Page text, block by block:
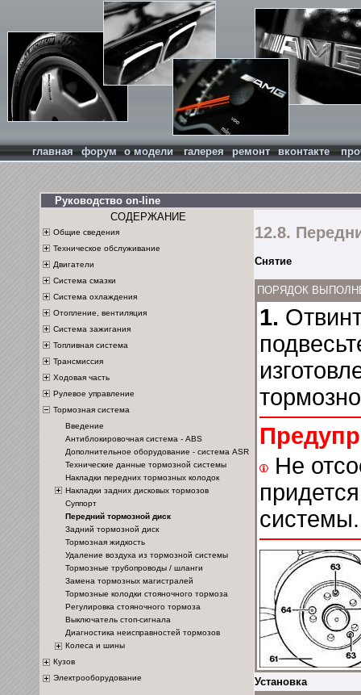
главная форум о модели галерея ремонт вконтакте
Руководство on-line
СОДЕРЖАНИЕ
Общие сведения
Техническое обслуживание
Двигатели
Система смазки
Система охлаждения
Отопление, вентиляция
Система зажигания
Топливная система
Трансмиссия
Ходовая часть
Рулевое управление
Тормозная система
Введение
Антиблокировочная система - ABS
Дополнительное оборудование - система ASR
Технические данные тормозной системы
Накладки передних тормозных колодок
Накладки задних дисковых тормозов
Суппорт
Передний тормозной диск
Задний тормозной диск
Тормозная жидкость
Удаление воздуха из тормозной системы
Тормозные трубопроводы / шланги
Замена тормозных магистралей
Тормозные колодки стояночного тормоза
Регулировка стояночного тормоза
Выключатель стоп-сигнала
Диагностика неисправностей тормозов
Колеса и шины
Кузов
Электрооборудование
12.8.
Снятие
ПОРЯДОК
1.
Не
системы.
Установка